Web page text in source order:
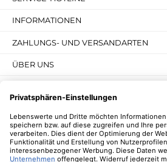
INFORMATIONEN
ZAHLUNGS- UND VERSANDARTEN
ÜBER UNS
NEWSLETTER